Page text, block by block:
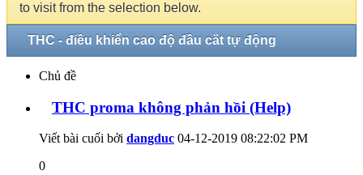
to visit from the selection below.
THC - điều khiển cao độ đầu cắt tự động
Chủ đề
THC proma không phản hồi (Help)
Viết bài cuối bởi dangduc 04-12-2019 08:22:02 PM
0